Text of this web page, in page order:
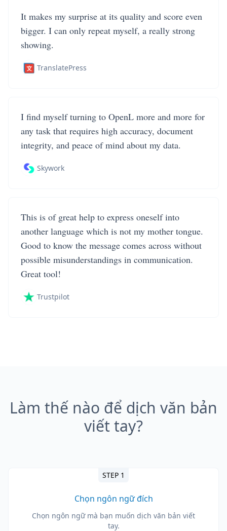
It makes my surprise at its quality and score even
bigger. I can only repeat myself, a really strong
showing.
TranslatePress
I find myself turning to OpenL more and more for
any task that requires high accuracy, document
integrity, and peace of mind about my data.
Skywork
This is of great help to express oneself into
another language which is not my mother tongue.
Good to know the message comes across without
possible misunderstandings in communication.
Great tool!
Trustpilot
Làm thế nào để dịch văn bản
viết tay?
STEP 1
Chọn ngôn ngữ đích
Chọn ngôn ngữ mà bạn muốn dịch văn bản viết
tay.